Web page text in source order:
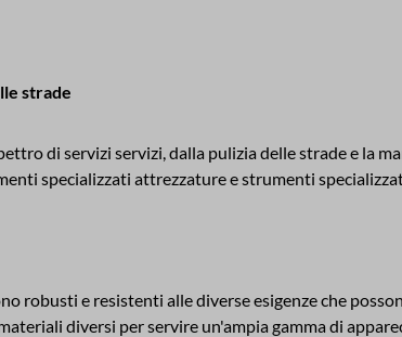
strade
di servizi servizi, dalla pulizia delle strade e la
specializzati attrezzature e strumenti
robusti e resistenti alle diverse esigenze che
diversi per servire un'ampia gamma di